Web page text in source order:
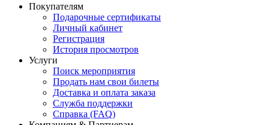
Покупателям
Подарочные сертификаты
Личный кабинет
Регистрация
История просмотров
Услуги
Поиск мероприятия
Продать нам свои билеты
Доставка и оплата заказа
Служба поддержки
Справка (FAQ)